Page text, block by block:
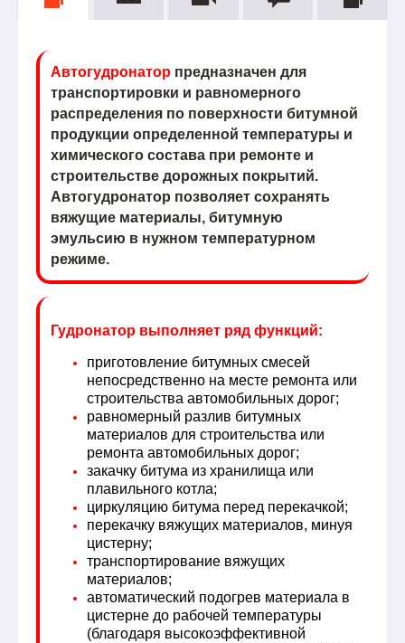
Автогудронатор предназначен для
транспортировки и равномерного
распределения по поверхности битумной
продукции определенной температуры и
химического состава при ремонте и
строительстве дорожных покрытий.
Автогудронатор позволяет сохранять
вяжущие материалы, битумную
эмульсию в нужном температурном
режиме.
Гудронатор выполняет ряд функций:
приготовление битумных смесей
непосредственно на месте ремонта или
строительства автомобильных дорог;
равномерный разлив битумных
материалов для строительства или
ремонта автомобильных дорог;
закачку битума из хранилища или
плавильного котла;
циркуляцию битума перед перекачкой;
перекачку вяжущих материалов, минуя
цистерну;
транспортирование вяжущих
материалов;
автоматический подогрев материала в
цистерне до рабочей температуры
(благодаря высокоэффективной